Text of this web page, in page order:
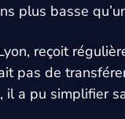
plus basse
reçoit
pas de
a pu simplifier